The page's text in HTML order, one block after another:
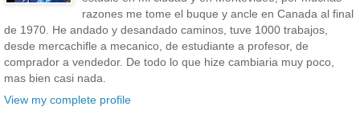
razones me tome el buque y ancle en Canada al final
de 1970. He andado y desandado caminos, tuve 1000 trabajos,
desde mercachifle a mecanico, de estudiante a profesor, de
comprador a vendedor. De todo lo que hize cambiaria muy poco,
mas bien casi nada.
View my complete profile